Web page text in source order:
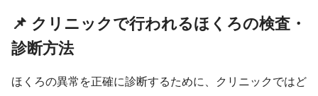
📌 クリニックで行われるほくろの検査・
診断方法
ほくろの異常を正確に診断するために、クリニックではど